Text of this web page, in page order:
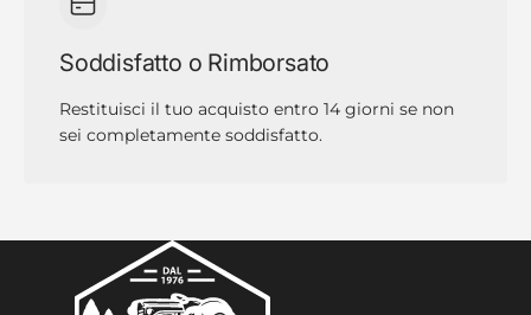
Soddisfatto o Rimborsato
Restituisci il tuo acquisto entro 14 giorni se non
sei completamente soddisfatto.